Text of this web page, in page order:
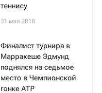
теннису
31 мая 2018
Финалист турнира в
Марракеше Эдмунд
поднялся на седьмое
место в Чемпионской
гонке ATP